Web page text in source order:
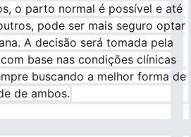
o parto normal é possível e até
pode ser mais seguro optar
A decisão será tomada pela
base nas condições clínicas
buscando a melhor forma de
de ambos.